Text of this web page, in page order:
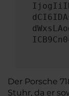
Der Porsche
Stuhr, da er